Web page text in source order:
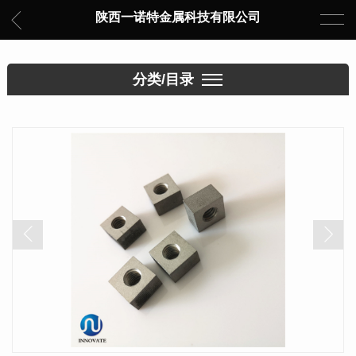
陕西一诺特金属科技有限公司
分类/目录